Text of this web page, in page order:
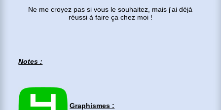
Ne me croyez pas si vous le souhaitez, mais j'ai déjà
réussi à faire ça chez moi !
Notes :
Graphismes :